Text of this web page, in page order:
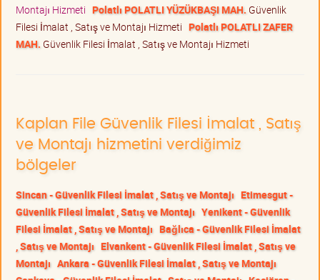
Montajı Hizmeti Polatlı POLATLI YÜZÜKBAŞI MAH. Güvenlik
Filesi İmalat , Satış ve Montajı Hizmeti Polatlı POLATLI ZAFER
MAH. Güvenlik Filesi İmalat , Satış ve Montajı Hizmeti
Kaplan File Güvenlik Filesi İmalat , Satış
ve Montajı hizmetini verdiğimiz
bölgeler
Sincan - Güvenlik Filesi İmalat , Satış ve Montajı Etimesgut -
Güvenlik Filesi İmalat , Satış ve Montajı Yenikent - Güvenlik
Filesi İmalat , Satış ve Montajı Bağlıca - Güvenlik Filesi İmalat
, Satış ve Montajı Elvankent - Güvenlik Filesi İmalat , Satış ve
Montajı Ankara - Güvenlik Filesi İmalat , Satış ve Montajı